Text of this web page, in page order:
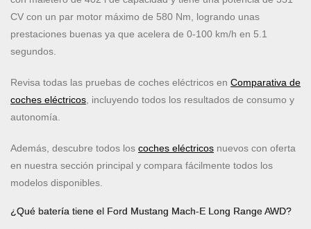
CV con un par motor máximo de 580 Nm, logrando unas
prestaciones buenas ya que acelera de 0-100 km/h en 5.1
segundos.
Revisa todas las pruebas de coches eléctricos en Comparativa de
coches eléctricos, incluyendo todos los resultados de consumo y
autonomía.
Además, descubre todos los coches eléctricos nuevos con oferta
en nuestra sección principal y compara fácilmente todos los
modelos disponibles.
¿Qué batería tiene el Ford Mustang Mach-E Long Range AWD?